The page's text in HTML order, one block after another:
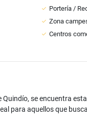
Portería /
Zona
Centros
se encuentra
para aquellos que